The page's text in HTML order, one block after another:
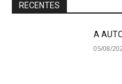
RECENTES
A
05/08/